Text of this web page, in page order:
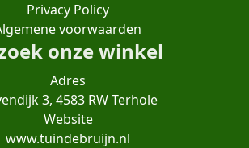
Privacy Policy
voorwaarden
onze winkel
Adres
3, 4583 RW Terhole
Website
www.tuindebruijn.nl